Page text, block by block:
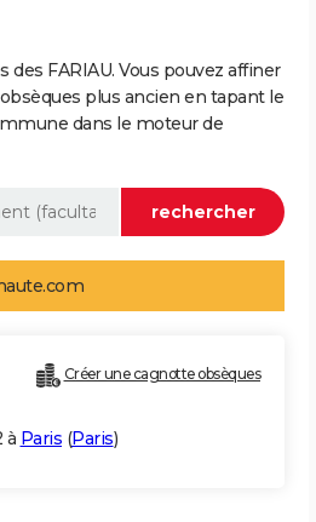
FARIAU. Vous pouvez affiner
plus ancien en tapant le
dans le moteur de
Créer une cagnotte obsèques
à Paris (Paris)